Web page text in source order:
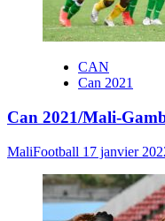
CAN
Can 2021
Can 2021/Mali-
MaliFootball 17 janvier